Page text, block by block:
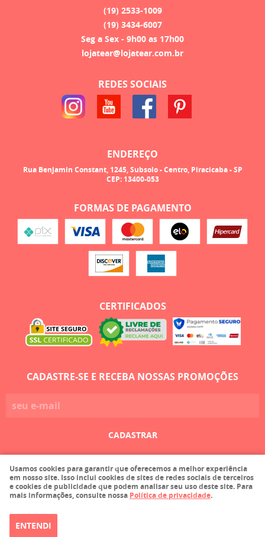
(19) 2533-1009
(19) 3434-6007
Seg a Sex - 9h00 as 17h00
lojatear@lojatear.com.br
REDES SOCIAIS
ENDEREÇO
Rua Benjamin Constant, 1245, Subsolo-Centro, Piracicaba-SP
CEP: 13400-053
FORMAS DE PAGAMENTO
CERTIFICADOS
CADASTRE-SE E RECEBA NOSSAS PROMOÇÕES
CADASTRAR
Faula Comercio de Tecidos Ltda EPP
CNPJ: 03.215.116/0001-36
Usamos cookies para garantir que oferecemos a melhor experiência
em nosso site. Isso inclui cookies de sites de redes sociais de terceiros
e cookies de publicidade que podem analisar seu uso deste site. Para
mais informações, consulte nossa Política de privacidade.
ENTENDI